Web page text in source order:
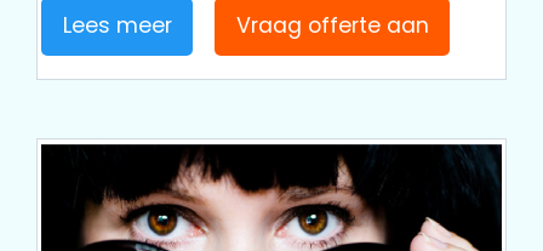
Lees meer Vraag offerte aan